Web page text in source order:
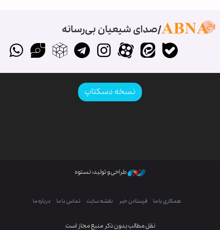
صدای شیعیان بی‌رسانه
نسخه دسکتاپ
نقل مطالب بدون ذکر منبع مجاز است
طراحی و تولید: نستوه
همکاری با ما فرستادن خبر نقشه سایت تماس با ما درباره ما